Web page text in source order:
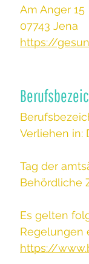
Am Anger 15
07743 Jena
https://
Verliehen in:
Tag der
Behördliche
Es gelten
Regelungen
https://